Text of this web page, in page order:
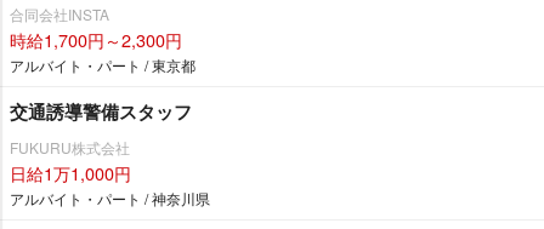
合同会社INSTA
時給1,700円～2,300円
アルバイト・パート / 東京都
交通誘導警備スタッフ
FUKURU株式会社
日給1万1,000円
アルバイト・パート / 神奈川県